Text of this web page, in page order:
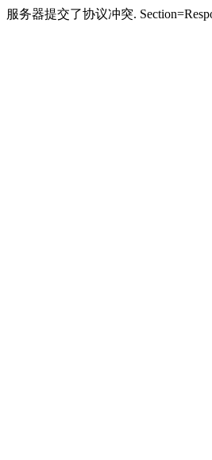
服务器提交了协议冲突.